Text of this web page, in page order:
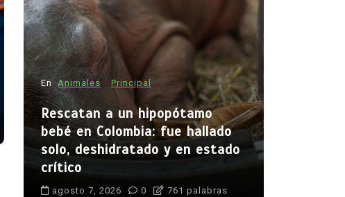
En Animales Principal
Rescatan a un hipopótamo
bebé en Colombia: fue hallado
solo, deshidratado y en estado
crítico
agosto 7, 2026 0 761 palabras